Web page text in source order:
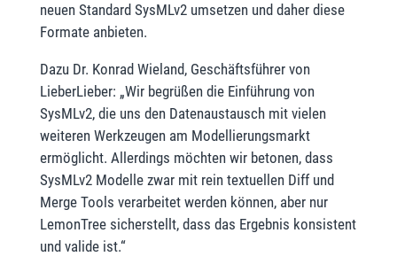
neuen Standard SysMLv2 umsetzen und daher diese
Formate anbieten.
Dazu Dr. Konrad Wieland, Geschäftsführer von
LieberLieber: „Wir begrüßen die Einführung von
SysMLv2, die uns den Datenaustausch mit vielen
weiteren Werkzeugen am Modellierungsmarkt
ermöglicht. Allerdings möchten wir betonen, dass
SysMLv2 Modelle zwar mit rein textuellen Diff und
Merge Tools verarbeitet werden können, aber nur
LemonTree sicherstellt, dass das Ergebnis konsistent
und valide ist.“